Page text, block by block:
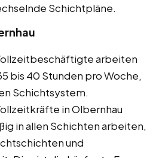
Schichtpläne.
arbeiten
bis 40 Stunden pro Woche,
Schichtsystem.
in Olbernhau
in allen Schichten arbeiten,
und